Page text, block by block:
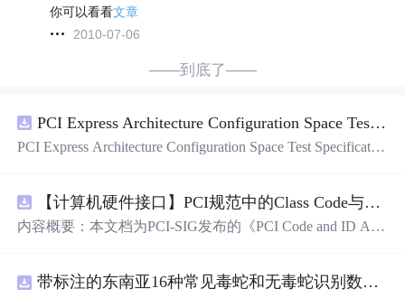
你可以看看文章
2010-07-06
——到底了——
PCI Express Architecture Configuration Space Test Specification Revision 5.0, Version 1.0 (CB).pdf
PCI Express Architecture Configuration Space Test Specificatio
【计算机硬件接口】PCI规范中的Class Code与Capability ID分配：设备功能分类及扩展能力标识系统设计
内容概要：本文档为PCI-SIG发布的《PCI Code and ID Assi
ity IDs）以
带标注的东南亚16种常见毒蛇和无毒蛇识别数据集， 识别率73.4%，7593张图，支持yolo